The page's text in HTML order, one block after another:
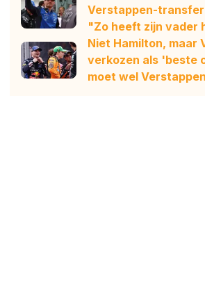
Verstappen-
"Zo heeft zijn vader
Niet Hamilton, maar
verkozen als 'beste
moet wel